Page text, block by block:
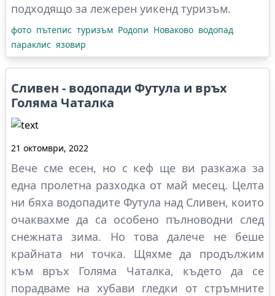
подходящо за лежерен уикенд туризъм.
фото пътепис туризъм Родопи Новаково водопад
параклис язовир
Сливен - водопади Футула и връх
Голяма Чаталка
21 октомври, 2022
Вече сме есен, но с кеф ще ви разкажа за
една пролетна разходка от май месец. Целта
ни бяха водопадите Футула над Сливен, които
очаквахме да са особено пълноводни след
снежната зима. Но това далече не беше
крайната ни точка. Щяхме да продължим
към връх Голяма Чаталка, където да се
порадваме на хубави гледки от стръмните